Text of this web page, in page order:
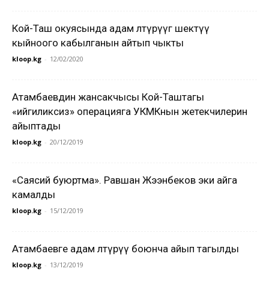
Кой-Таш окуясында адам өлтүрүүгө шектүү
кыйноого кабылганын айтып чыкты
kloop.kg - 12/02/2020
Атамбаевдин жансакчысы Кой-Таштагы
«ийгиликсиз» операцияга УКМКнын жетекчилерин
айыптады
kloop.kg - 20/12/2019
«Саясий буюртма». Равшан Жээнбеков эки айга
камалды
kloop.kg - 15/12/2019
Атамбаевге адам өлтүрүү боюнча айып тагылды
kloop.kg - 13/12/2019